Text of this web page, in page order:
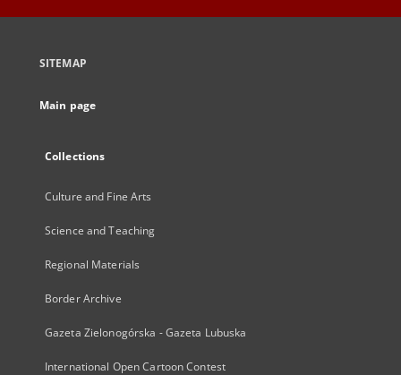
SITEMAP
Main page
Collections
Culture and Fine Arts
Science and Teaching
Regional Materials
Border Archive
Gazeta Zielonogórska - Gazeta Lubuska
International Open Cartoon Contest